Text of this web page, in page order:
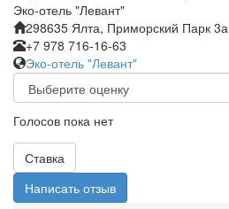
Эко-отель "Левант"
298635 Ялта, Приморский Парк 3а
+7 978 716-16-63
Эко-отель "Левант"
Голосов пока нет
Ставка
Написать отзыв